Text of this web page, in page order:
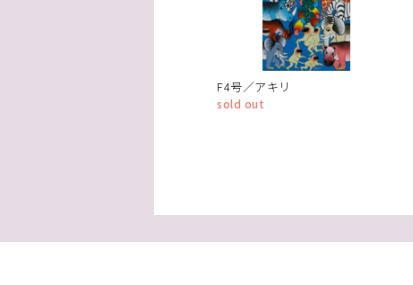
F4号／アキリ
sold out